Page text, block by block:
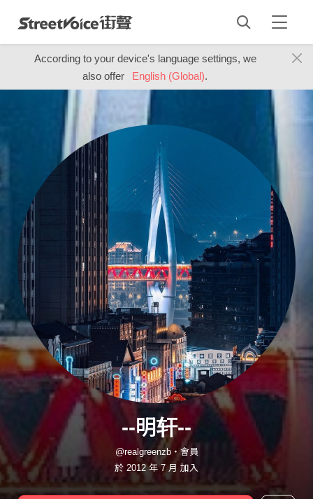
According to your device's language settings, we
also offer
English (Global).
--明轩--
@realgreenzb・會員
於 2012 年 7 月 加入